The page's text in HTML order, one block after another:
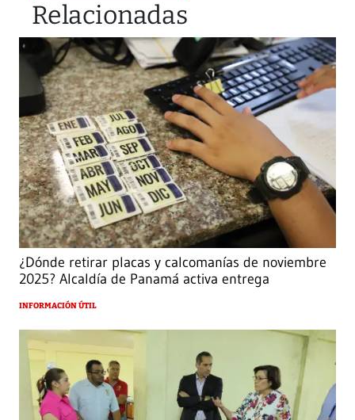
Relacionadas
¿Dónde retirar placas y calcomanías de noviembre
2025? Alcaldía de Panamá activa entrega
INFORMACIÓN ÚTIL